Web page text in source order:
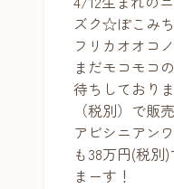
ズク☆ぽこみ
フリカオオコ
まだモコモコ
待ちしており
（税別）で販
アビシニアン
も38万円(税別
まーす！